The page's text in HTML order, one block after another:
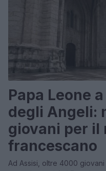
Papa Leone
degli Angeli:
giovani per il
francescano
Ad Assisi, oltre 4000